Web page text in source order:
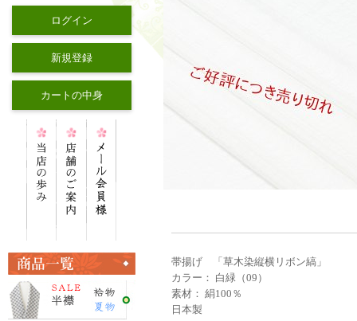
ログイン
新規登録
カートの中身
帯揚げ 「草木染縦横リボン縞」
カラー： 白緑（09）
素材： 絹100％
日本製